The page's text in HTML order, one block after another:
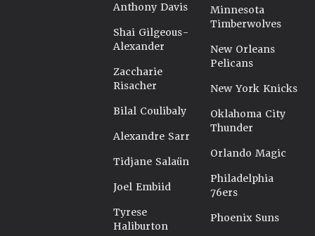
Anthony Davis
Shai Gilgeous-
Alexander
Zaccharie
Risacher
Bilal Coulibaly
Alexandre Sarr
Tidjane Salaün
Joel Embiid
Tyrese
Haliburton
Minnesota
Timberwolves
New Orleans
Pelicans
New York Knicks
Oklahoma City
Thunder
Orlando Magic
Philadelphia
76ers
Phoenix Suns